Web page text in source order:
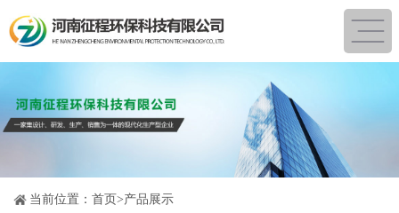
当前位置： 首页>产品展示